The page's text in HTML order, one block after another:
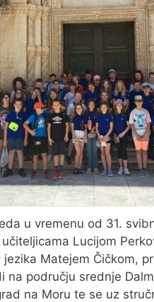
u vremenu od 31.
Lucijom
Matejem Čičkom,
na području srednje
na Moru te se uz